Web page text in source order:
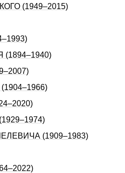
(1949–2015)
(1894–1940)
(1909–1983)